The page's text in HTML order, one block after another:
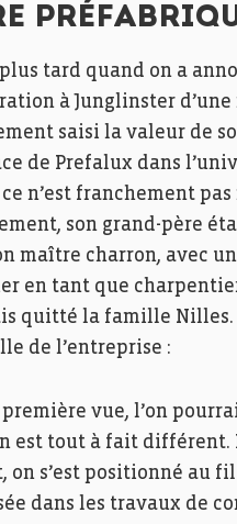
plus tard quand on a
à Junglinster
saisi la valeur de
de Prefalux dans
n’est franchement
son grand-père
maître charron, avec
en tant que
quitté la famille
de l’entreprise :
première vue, l’on
est tout à fait différent.
on s’est positionné au
dans les travaux de